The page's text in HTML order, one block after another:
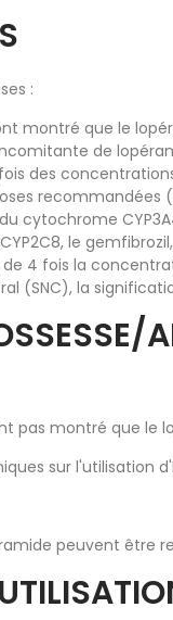
:
montré que le
de
des
cytochrome
le
4 fois la
(SNC), la
pas montré que le
sur l'utilisation
peuvent être